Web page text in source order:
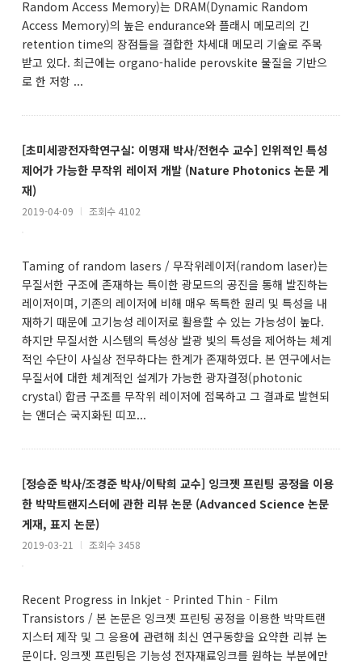
Random Access Memory)는 DRAM(Dynamic Random
Access Memory)의 높은 endurance와 플래시 메모리의 긴
retention time의 장점들을 결합한 차세대 메모리 기술로 주목
받고 있다. 최근에는 organo-halide perovskite 물질을 기반으
로 한 저항 ...
[초미세광전자학연구실: 이명재 박사/전헌수 교수] 인위적인 특성
제어가 가능한 무작위 레이저 개발 (Nature Photonics 논문 게
재)
2019-04-09 l 조회수 4102
Taming of random lasers / 무작위레이저(random laser)는
무질서한 구조에 존재하는 특이한 광모드의 공진을 통해 발진하는
레이저이며, 기존의 레이저에 비해 매우 독특한 원리 및 특성을 내
재하기 때문에 고기능성 레이저로 활용할 수 있는 가능성이 높다.
하지만 무질서한 시스템의 특성상 발광 빛의 특성을 제어하는 체계
적인 수단이 사실상 전무하다는 한계가 존재하였다. 본 연구에서는
무질서에 대한 체계적인 설계가 가능한 광자결정(photonic
crystal) 합금 구조를 무작위 레이저에 접목하고 그 결과로 발현되
는 앤더슨 국지화된 띠꼬...
[정승준 박사/조경준 박사/이탁희 교수] 잉크젯 프린팅 공정을 이용
한 박막트랜지스터에 관한 리뷰 논문 (Advanced Science 논문
게재, 표지 논문)
2019-03-21 l 조회수 3458
Recent Progress in Inkjet‐Printed Thin‐Film
Transistors / 본 논문은 잉크젯 프린팅 공정을 이용한 박막트랜
지스터 제작 및 그 응용에 관련해 최신 연구동향을 요약한 리뷰 논
문이다. 잉크젯 프린팅은 기능성 전자재료잉크를 원하는 부분에만